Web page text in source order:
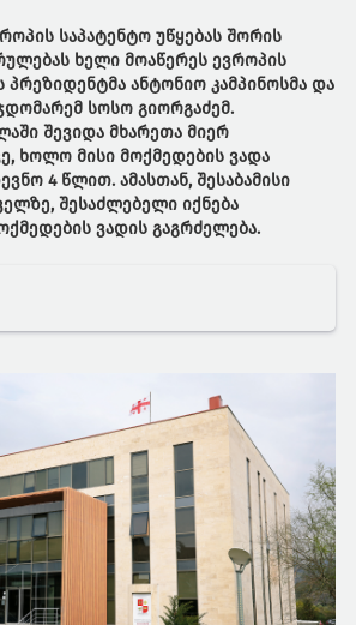
საპატენტო უწყებას შორის
ხელი მოაწერეს ევროპის
პრეზიდენტმა ანტონიო კამპინოსმა და
სოსო გიორგაძემ.
შევიდა მხარეთა მიერ
ხოლო მისი მოქმედების ვადა
4 წლით. ამასთან, შესაბამისი
შესაძლებელი იქნება
ვადის გაგრძელება.